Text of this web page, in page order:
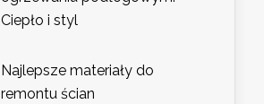
Ciepło i styl
Najlepsze materiały do
remontu ścian